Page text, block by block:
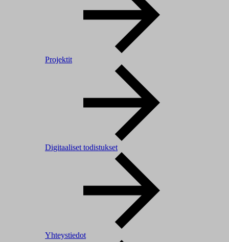
Projektit
Digitaaliset todistukset
Yhteystiedot